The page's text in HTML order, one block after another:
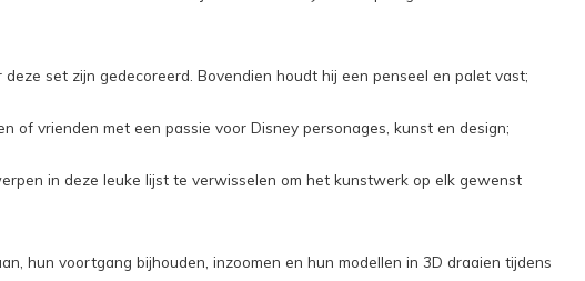
set zijn gedecoreerd. Bovendien houdt hij een penseel en palet vast;
of vrienden met een passie voor Disney personages, kunst en design;
in deze leuke lijst te verwisselen om het kunstwerk op elk gewenst
hun voortgang bijhouden, inzoomen en hun modellen in 3D draaien tijdens